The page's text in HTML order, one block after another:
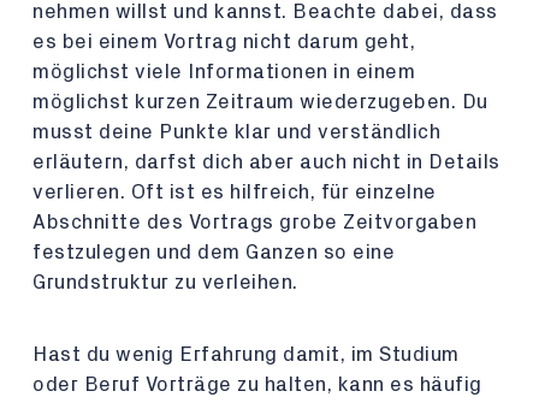
nehmen willst und kannst. Beachte dabei, dass
es bei einem Vortrag nicht darum geht,
möglichst viele Informationen in einem
möglichst kurzen Zeitraum wiederzugeben. Du
musst deine Punkte klar und verständlich
erläutern, darfst dich aber auch nicht in Details
verlieren. Oft ist es hilfreich, für einzelne
Abschnitte des Vortrags grobe Zeitvorgaben
festzulegen und dem Ganzen so eine
Grundstruktur zu verleihen.
Hast du wenig Erfahrung damit, im Studium
oder Beruf Vorträge zu halten, kann es häufig